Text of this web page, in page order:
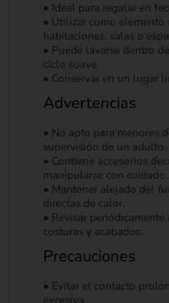
• Ideal para regalar en
• Utilizar como elemento
habitaciones, salas o
• Puede lavarse dentro
ciclo suave.
• Conservar en un lugar
Advertencias
• No apto para menores
supervisión de un adulto.
• Contiene accesorios
manipularse con cuidado.
• Mantener alejado del
directas de calor.
• Revisar
costuras y acabados.
Precauciones
• Evitar el contacto